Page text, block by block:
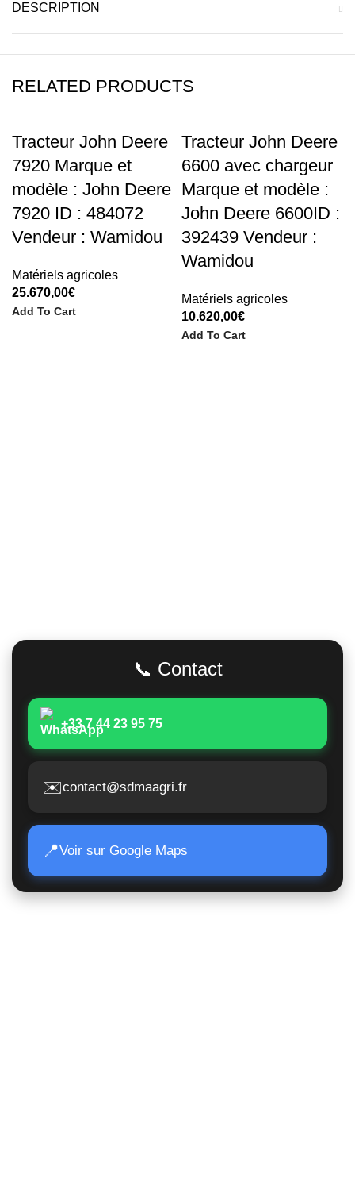
DESCRIPTION
RELATED PRODUCTS
Tracteur John Deere
7920 Marque et
modèle : John Deere
7920 ID : 484072
Vendeur : Wamidou
Matériels agricoles
25.670,00€
Add To Cart
Tracteur John Deere
6600 avec chargeur
Marque et modèle :
John Deere 6600ID :
392439 Vendeur :
Wamidou
Matériels agricoles
10.620,00€
Add To Cart
📞 Contact
+33 7 44 23 95 75
✉️contact@sdmaagri.fr
📍Voir sur Google Maps